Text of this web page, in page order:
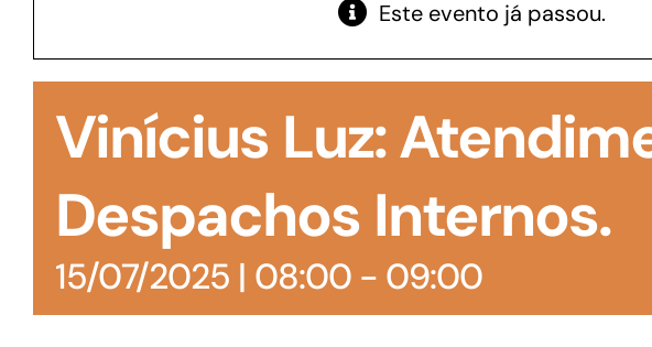
manutenção de estoques e despesas operacionais
realizar obras,
Este evento já passou.
Vinícius Luz:
Despachos Internos.
15/07/2025 | 08:00- 09:00